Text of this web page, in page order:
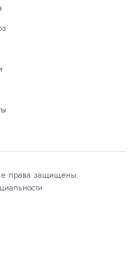
права защищены.